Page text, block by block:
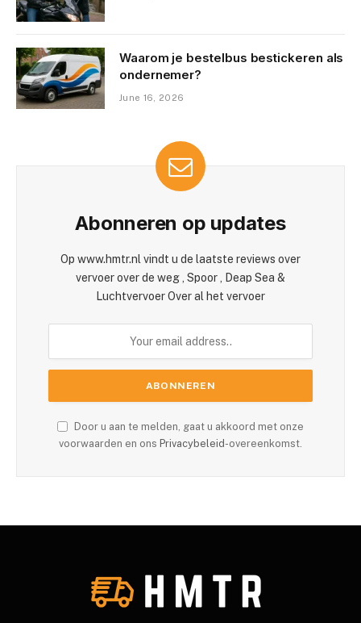
Waarom je bestelbus bestickeren als
ondernemer?
June 16, 2026
Abonneren op updates
Op www.hmtr.nl vindt u de laatste reviews over
vervoer over de weg , Spoor , Deap Sea &
Luchtvervoer Over al het vervoer
Door u aan te melden, gaat u akkoord met onze
voorwaarden en ons Privacybeleid-overeenkomst.